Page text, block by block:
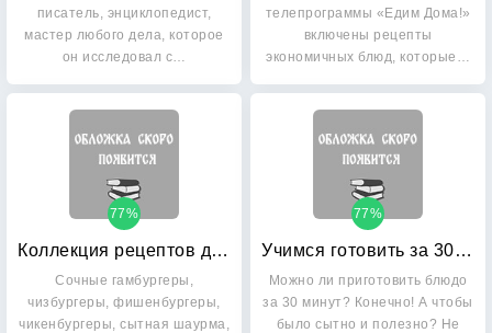
писатель, энциклопедист,
мастер любого дела, которое
он исследовал с…
телепрограммы «Едим Дома!»
включены рецепты
экономичных блюд, которые…
Коллекция рецептов домашнего фастфуда
77%
Сочные гамбургеры,
чизбургеры, фишенбургеры,
чикенбургеры, сытная шаурма,
Учимся готовить за 30 минут
77%
Можно ли приготовить блюдо
за 30 минут? Конечно! А чтобы
было сытно и полезно? Не